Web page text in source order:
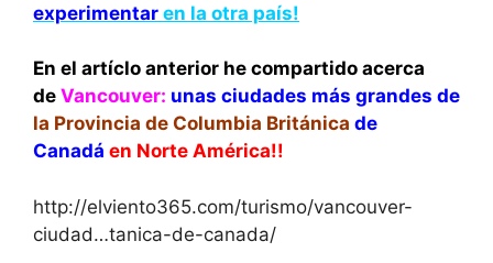
experimentar en la otra país!
En el artíclo anterior he compartido acerca
de Vancouver: unas ciudades más grandes de
la Provincia de Columbia Británica de
Canadá en Norte América!!
http://elviento365.com/turismo/vancouver-
ciudad…tanica-de-canada/